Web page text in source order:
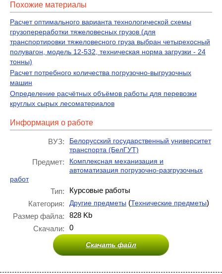
Похожие материалы
Расчет оптимального варианта технологической схемы
грузопереработки тяжеловесных грузов (для
транспортировки тяжеловесного груза выбран четырехосный
полувагон, модель 12-532, техническая норма загрузки - 24
тонны)
Расчет потребного количества погрузочно-выгрузочных
машин
Определение расчётных объёмов работы для перевозки
круглых сырых лесоматериалов
Информация о работе
ВУЗ:
Белорусский государственный университет
транспорта (БелГУТ)
Предмет:
Комплексная механизация и
автоматизация погрузочно-разгрузочных
работ
Тип:
Курсовые работы
Категория:
Другие предметы (Технические предметы)
Размер файла:
828 Kb
Скачали:
0
Скачать файл